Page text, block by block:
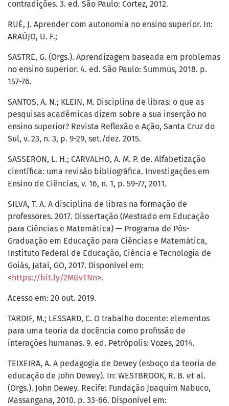
contradições. 3. ed. São Paulo: Cortez, 2012.
RUÉ, J. Aprender com autonomia no ensino superior. In:
ARAÚJO, U. F.;
SASTRE, G. (Orgs.). Aprendizagem baseada em problemas
no ensino superior. 4. ed. São Paulo: Summus, 2018. p.
157-76.
SANTOS, A. N.; KLEIN, M. Disciplina de libras: o que as
pesquisas acadêmicas dizem sobre a sua inserção no
ensino superior? Revista Reflexão e Ação, Santa Cruz do
Sul, v. 23, n. 3, p. 9-29, set./dez. 2015.
SASSERON, L. H.; CARVALHO, A. M. P. de. Alfabetização
científica: uma revisão bibliográfica. Investigações em
Ensino de Ciências, v. 16, n. 1, p. 59-77, 2011.
SILVA, T. A. A disciplina de libras na formação de
professores. 2017. Dissertação (Mestrado em Educação
para Ciências e Matemática) — Programa de Pós-
Graduação em Educação para Ciências e Matemática,
Instituto Federal de Educação, Ciência e Tecnologia de
Goiás, Jataí, GO, 2017. Disponível em:
< https://bit.ly/2MGvTNn>.
Acesso em: 20 out. 2019.
TARDIF, M.; LESSARD, C. O trabalho docente: elementos
para uma teoria da docência como profissão de
interações humanas. 9. ed. Petrópolis: Vozes, 2014.
TEIXEIRA, A. A pedagogia de Dewey (esboço da teoria de
educação de John Dewey). In: WESTBROOK, R. B. et al.
(Orgs.). John Dewey. Recife: Fundação Joaquim Nabuco,
Massangana, 2010. p. 33-66. Disponível em: